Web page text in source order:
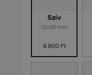
Szív
12x10 mm
8 800 Ft